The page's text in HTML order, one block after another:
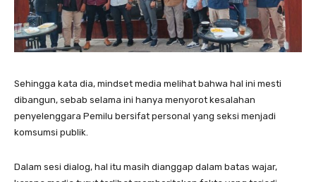
Sehingga kata dia, mindset media melihat bahwa hal ini mesti
dibangun, sebab selama ini hanya menyorot kesalahan
penyelenggara Pemilu bersifat personal yang seksi menjadi
komsumsi publik.
Dalam sesi dialog, hal itu masih dianggap dalam batas wajar,